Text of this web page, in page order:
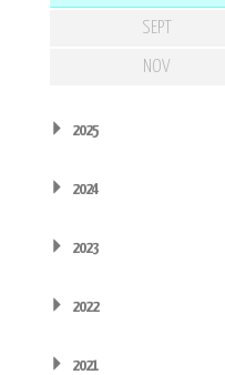
SEPT
NOV
2025
2024
2023
2022
2021